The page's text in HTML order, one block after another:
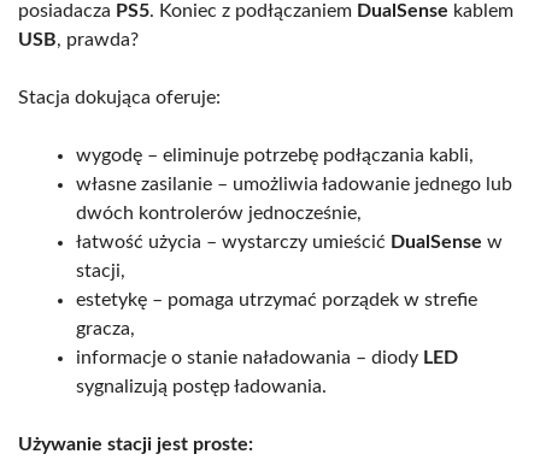
posiadacza PS5. Koniec z podłączaniem DualSense kablem
USB, prawda?
Stacja dokująca oferuje:
wygodę – eliminuje potrzebę podłączania kabli,
własne zasilanie – umożliwia ładowanie jednego lub
dwóch kontrolerów jednocześnie,
łatwość użycia – wystarczy umieścić DualSense w
stacji,
estetykę – pomaga utrzymać porządek w strefie
gracza,
informacje o stanie naładowania – diody LED
sygnalizują postęp ładowania.
Używanie stacji jest proste: